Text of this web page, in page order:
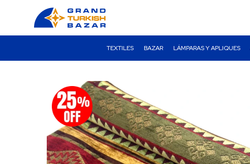
TEXTILES BAZAR LÁMPARAS Y APLIQUES